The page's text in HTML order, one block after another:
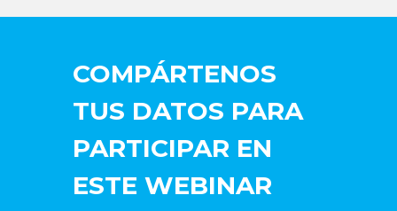
COMPÁRTENOS
TUS DATOS PARA
PARTICIPAR EN
ESTE WEBINAR